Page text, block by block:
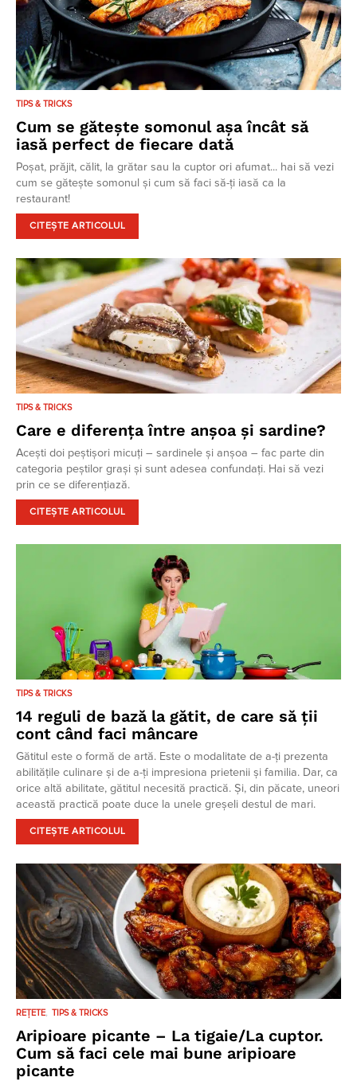
TIPS & TRICKS
Cum se gătește somonul așa încât să
iasă perfect de fiecare dată
Poșat, prăjit, călit, la grătar sau la cuptor ori afumat... hai să vezi
cum se gătește somonul și cum să faci să-ți iasă ca la
restaurant!
CITEȘTE ARTICOLUL
TIPS & TRICKS
Care e diferența între anșoa și sardine?
Acești doi peștișori micuți – sardinele și anșoa – fac parte din
categoria peștilor grași și sunt adesea confundați. Hai să vezi
prin ce se diferențiază.
CITEȘTE ARTICOLUL
TIPS & TRICKS
14 reguli de bază la gătit, de care să ții
cont când faci mâncare
Gătitul este o formă de artă. Este o modalitate de a-ți prezenta
abilitățile culinare și de a-ți impresiona prietenii și familia. Dar, ca
orice altă abilitate, gătitul necesită practică. Și, din păcate, uneori
această practică poate duce la unele greșeli destul de mari.
CITEȘTE ARTICOLUL
REȚETE TIPS & TRICKS
Aripioare picante – La tigaie/La cuptor.
Cum să faci cele mai bune aripioare
picante